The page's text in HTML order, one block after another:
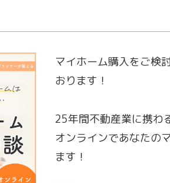
マイホーム購入をご検
おります！
25年間不動産業に携わ
オンラインであなたの
ます！